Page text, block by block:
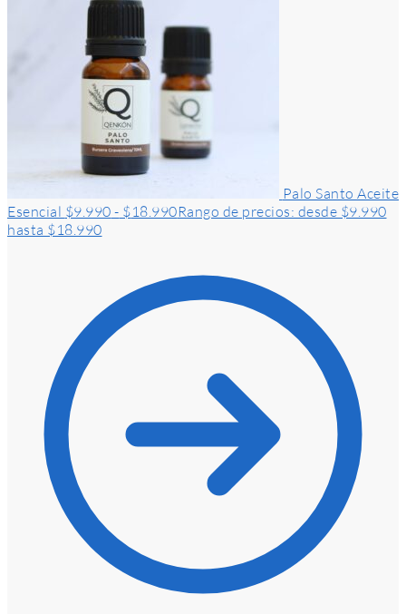
Palo Santo Aceite
Esencial $9.990 - $18.990Rango de precios: desde $9.990
hasta $18.990